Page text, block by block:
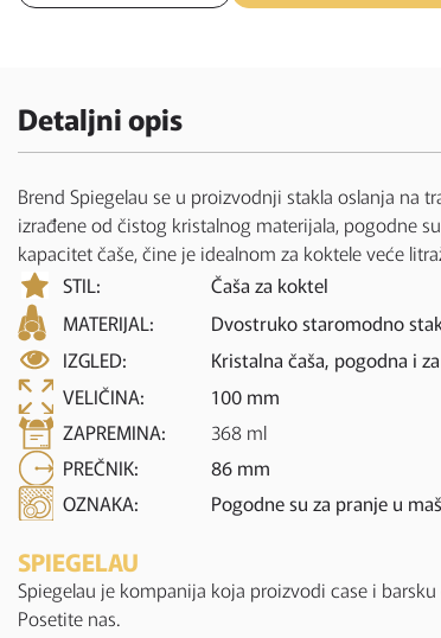
Detaljni opis
Brend Spiegelau se u proizvodnji stakla oslanja na
izrađene od čistog kristalnog materijala, pogodne
kapacitet čaše, čine je idealnom za koktele veće
STIL:
Čaša za koktel
MATERIJAL:
Dvostruko staromodno
IZGLED:
Kristalna čaša, pogodna i
VELIČINA:
100 mm
ZAPREMINA:
368 ml
PREČNIK:
86 mm
OZNAKA:
Pogodne su za pranje u
SPIEGELAU
Spiegelau je kompanija koja proizvodi case i
Posetite nas.